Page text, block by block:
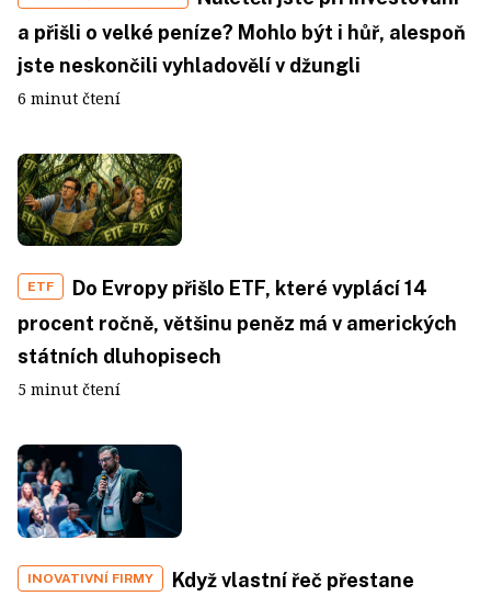
a přišli o velké peníze? Mohlo být i hůř, alespoň
jste neskončili vyhladovělí v džungli
6 minut čtení
ETF
Do Evropy přišlo ETF, které vyplácí 14
procent ročně, většinu peněz má v amerických
státních dluhopisech
5 minut čtení
INOVATIVNÍ FIRMY
Když vlastní řeč přestane